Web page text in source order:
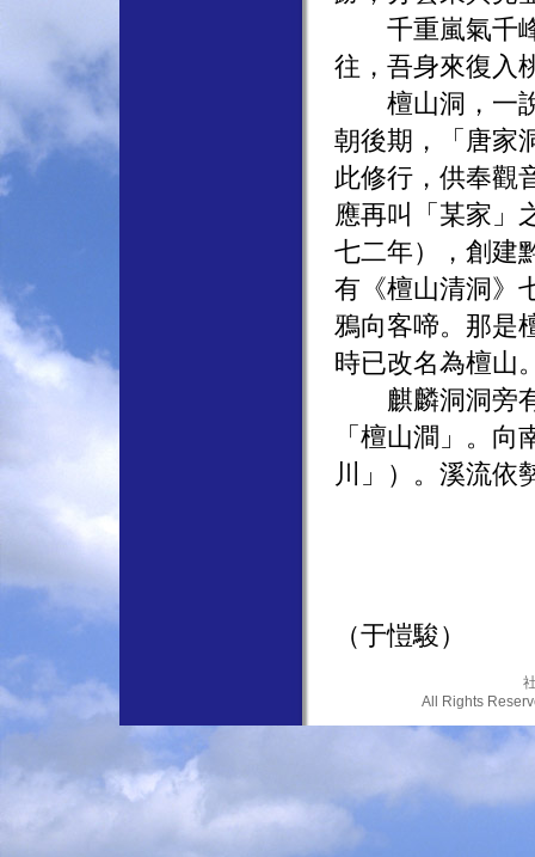
千重嵐氣千峰
往，吾身來復入
檀山洞，一說
朝後期，「唐家
此修行，供奉觀
應再叫「某家」
七二年），創建
有《檀山清洞》
鴉向客啼。那是
時已改名為檀山
麒麟洞洞旁有
「檀山澗」。
川」）。溪流依
（于愷駿）
All Rights